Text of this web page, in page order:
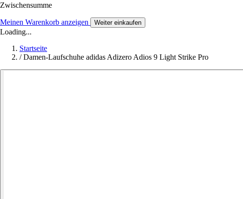
Zwischensumme
Meinen Warenkorb anzeigen Weiter einkaufen
Loading...
Startseite
/ Damen-Laufschuhe adidas Adizero Adios 9 Light Strike Pro